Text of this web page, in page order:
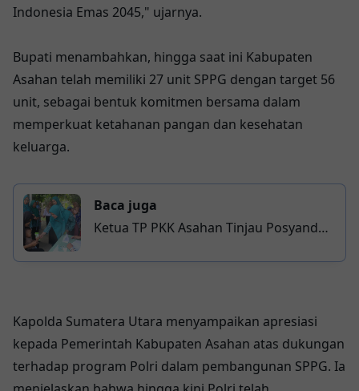
Indonesia Emas 2045," ujarnya.
Bupati menambahkan, hingga saat ini Kabupaten
Asahan telah memiliki 27 unit SPPG dengan target 56
unit, sebagai bentuk komitmen bersama dalam
memperkuat ketahanan pangan dan kesehatan
keluarga.
Baca juga
Ketua TP PKK Asahan Tinjau Posyandu
Kapolda Sumatera Utara menyampaikan apresiasi
kepada Pemerintah Kabupaten Asahan atas dukungan
terhadap program Polri dalam pembangunan SPPG. Ia